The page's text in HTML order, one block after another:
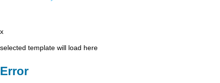
x
selected template will load here
Error